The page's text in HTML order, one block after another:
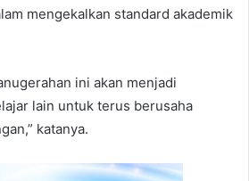
mengekalkan standard akademik
ini akan menjadi
lain untuk terus berusaha
katanya.